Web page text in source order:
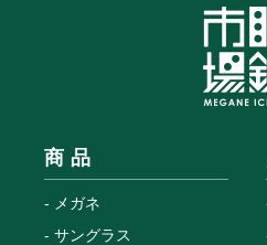
商 品
メガネ
サングラス